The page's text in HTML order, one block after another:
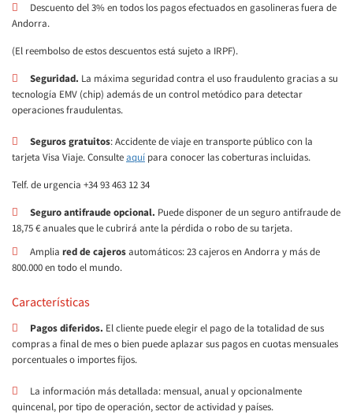
Descuento del 3% en todos los pagos efectuados en gasolineras fuera de
Andorra.
(El reembolso de estos descuentos está sujeto a IRPF).
Seguridad. La máxima seguridad contra el uso fraudulento gracias a su
tecnología EMV (chip) además de un control metódico para detectar
operaciones fraudulentas.
Seguros gratuitos: Accidente de viaje en transporte público con la
tarjeta Visa Viaje. Consulteaquí para conocer las coberturas incluidas.
Telf. de urgencia +34 93 463 12 34
Seguro antifraude opcional. Puede disponer de un seguro antifraude de
18,75€ anuales que le cubrirá ante la pérdida o robo de su tarjeta.
Amplia red de cajerosautomáticos: 23 cajeros en Andorra y más de
800.000 en todo el mundo.
Características
Pagos diferidos. El cliente puede elegir el pago de la totalidad de sus
compras a final de mes o bien puede aplazar sus pagos en cuotas mensuales
porcentuales o importes fijos.
La información más detallada: mensual, anual y opcionalmente
quincenal, por tipo de operación, sector de actividad y países.